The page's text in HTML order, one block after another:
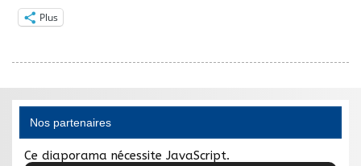
Plus
Nos partenaires
Ce diaporama nécessite JavaScript.